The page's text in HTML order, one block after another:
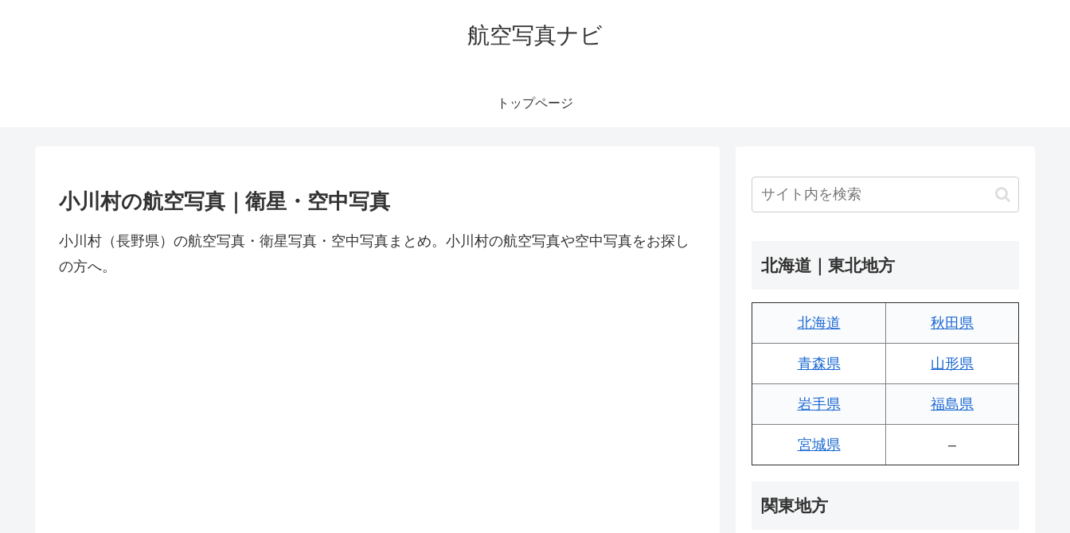
航空写真ナビ
トップページ
小川村の航空写真｜衛星・空中写真
小川村（長野県）の航空写真・衛星写真・空中写真まとめ。小川村の航空写真や空中写真をお探し
の方へ。
北海道｜東北地方
北海道 秋田県
青森県 山形県
岩手県 福島県
宮城県 –
関東地方